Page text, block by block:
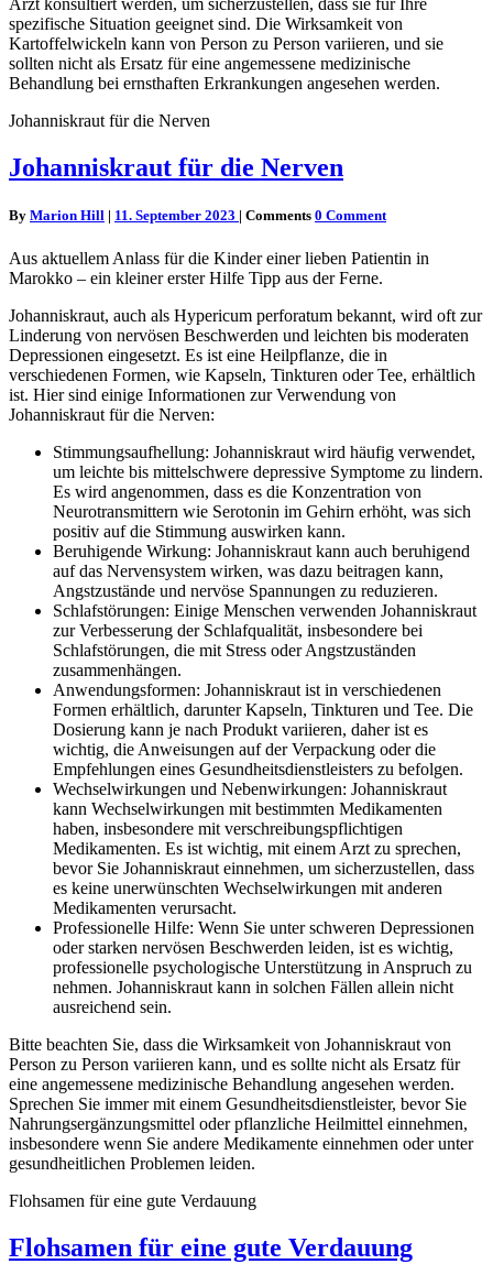
Arzt konsultiert werden, um sicherzustellen, dass sie für Ihre
spezifische Situation geeignet sind. Die Wirksamkeit von
Kartoffelwickeln kann von Person zu Person variieren, und sie
sollten nicht als Ersatz für eine angemessene medizinische
Behandlung bei ernsthaften Erkrankungen angesehen werden.
Johanniskraut für die Nerven
Johanniskraut für die Nerven
By Marion Hill | 11. September 2023 | Comments 0 Comment
Aus aktuellem Anlass für die Kinder einer lieben Patientin in
Marokko – ein kleiner erster Hilfe Tipp aus der Ferne.
Johanniskraut, auch als Hypericum perforatum bekannt, wird oft zur
Linderung von nervösen Beschwerden und leichten bis moderaten
Depressionen eingesetzt. Es ist eine Heilpflanze, die in
verschiedenen Formen, wie Kapseln, Tinkturen oder Tee, erhältlich
ist. Hier sind einige Informationen zur Verwendung von
Johanniskraut für die Nerven:
Stimmungsaufhellung: Johanniskraut wird häufig verwendet,
um leichte bis mittelschwere depressive Symptome zu lindern.
Es wird angenommen, dass es die Konzentration von
Neurotransmittern wie Serotonin im Gehirn erhöht, was sich
positiv auf die Stimmung auswirken kann.
Beruhigende Wirkung: Johanniskraut kann auch beruhigend
auf das Nervensystem wirken, was dazu beitragen kann,
Angstzustände und nervöse Spannungen zu reduzieren.
Schlafstörungen: Einige Menschen verwenden Johanniskraut
zur Verbesserung der Schlafqualität, insbesondere bei
Schlafstörungen, die mit Stress oder Angstzuständen
zusammenhängen.
Anwendungsformen: Johanniskraut ist in verschiedenen
Formen erhältlich, darunter Kapseln, Tinkturen und Tee. Die
Dosierung kann je nach Produkt variieren, daher ist es
wichtig, die Anweisungen auf der Verpackung oder die
Empfehlungen eines Gesundheitsdienstleisters zu befolgen.
Wechselwirkungen und Nebenwirkungen: Johanniskraut
kann Wechselwirkungen mit bestimmten Medikamenten
haben, insbesondere mit verschreibungspflichtigen
Medikamenten. Es ist wichtig, mit einem Arzt zu sprechen,
bevor Sie Johanniskraut einnehmen, um sicherzustellen, dass
es keine unerwünschten Wechselwirkungen mit anderen
Medikamenten verursacht.
Professionelle Hilfe: Wenn Sie unter schweren Depressionen
oder starken nervösen Beschwerden leiden, ist es wichtig,
professionelle psychologische Unterstützung in Anspruch zu
nehmen. Johanniskraut kann in solchen Fällen allein nicht
ausreichend sein.
Bitte beachten Sie, dass die Wirksamkeit von Johanniskraut von
Person zu Person variieren kann, und es sollte nicht als Ersatz für
eine angemessene medizinische Behandlung angesehen werden.
Sprechen Sie immer mit einem Gesundheitsdienstleister, bevor Sie
Nahrungsergänzungsmittel oder pflanzliche Heilmittel einnehmen,
insbesondere wenn Sie andere Medikamente einnehmen oder unter
gesundheitlichen Problemen leiden.
Flohsamen für eine gute Verdauung
Flohsamen für eine gute Verdauung